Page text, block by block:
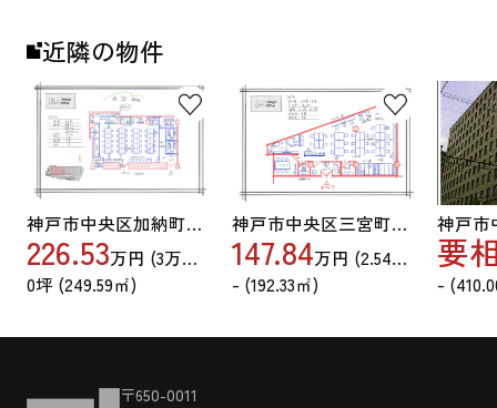
近隣の物件
神戸市中央区加納町４丁目
226.53万円 (3万円/71.60坪)
0坪 (249.59㎡)
神戸市中央区三宮町１丁目
147.84万円 (2.54万円/71.60坪)
- (192.33㎡)
要
-
〒650-0011